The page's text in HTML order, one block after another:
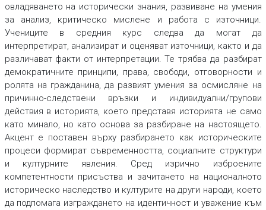
овладяването на исторически знания, развиване на умения
за анализ, критическо мислене и работа с източници.
Учениците в средния курс следва да могат да
интерпретират, анализират и оценяват източници, както и да
различават факти от интерпретации. Те трябва да разбират
демократичните принципи, права, свободи, отговорности и
ролята на гражданина, да развият умения за осмисляне на
причинно-следствени връзки и индивидуални/групови
действия в историята, което представя историята не само
като минало, но като основа за разбиране на настоящето.
Акцент е поставен върху разбирането как историческите
процеси формират съвременността, социалните структури
и културните явления. Сред изрично изброените
компетентности присъства и зачитането на националното
историческо наследство и културите на други народи, което
да подпомага изграждането на идентичност и уважение към